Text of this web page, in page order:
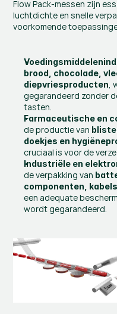
Flow Pack-messen zijn
luchtdichte en snelle
voorkomende
brood, chocolade,
diepvriesproducten,
gegarandeerd zonder
tasten.
Farmaceutische en
de productie van
doekjes en
cruciaal is voor de
Industriële en
de verpakking van
componenten,
een adequate
wordt gegarandeerd.